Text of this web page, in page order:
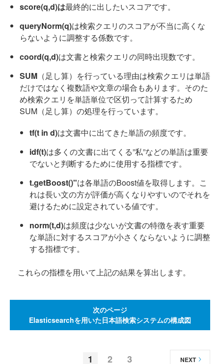
score(q,d)は最終的に出したいスコアです。
queryNorm(q)は検索クエリのスコアが不当に高くな
らないように調整する係数です。
coord(q,d)は文書と検索クエリの同時出現数です。
SUM （足し算）を行っている理由は検索クエリは単語
だけではなく複数語や文章の場合もあります。そのた
め検索クエリを単語単位で区切って計算するため
SUM（足し算）の処理を行っています。
tf(t in d)は文書中に出てきた単語の頻度です。
idf(t)は多くの文書に出てくる”私”などの単語は重要
でないと判断するために使用する指標です。
t.getBoost()"は各単語のBoost値を取得します。こ
れは長い文の方が評価が高くなりやすいのでそれを
避けるために設定されている値です。
norm(t,d)は頻度は少ないが文書の特徴を表す重要
な単語に対するスコアが小さくならないように調整
する指標です。
これらの指標を用いて上記の結果を算出します。
次のページ
Elasticsearchを用いた日本語検索システムの構成図
1 2 3 NEXT